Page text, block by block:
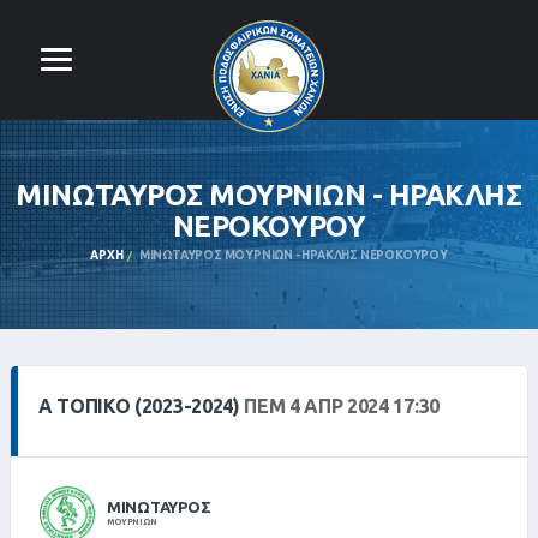
ΜΙΝΩΤΑΥΡΟΣ ΜΟΥΡΝΙΩΝ - ΗΡΑΚΛΗΣ
ΝΕΡΟΚΟΥΡΟΥ
ΑΡΧΉ ΜΙΝΩΤΑΥΡΟΣ ΜΟΥΡΝΙΩΝ - ΗΡΑΚΛΗΣ ΝΕΡΟΚΟΥΡΟΥ
Α ΤΟΠΙΚΌ (2023-2024) ΠΕΜ 4 ΑΠΡ 2024 17:30
ΜΙΝΩΤΑΥΡΟΣ
ΜΟΥΡΝΙΩΝ